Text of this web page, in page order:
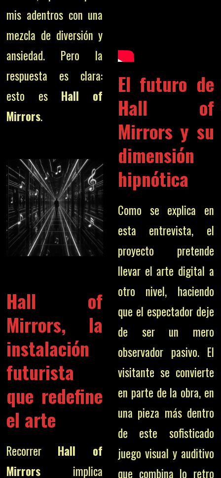
mis adentros con una
mezcla de diversión y
ansiedad. Pero la
respuesta es clara:
esto es Hall of
Mirrors.
Hall of
Mirrors, la
instalación
futurista
que redefine
el arte
Recorrer Hall of
Mirrors implica
El futuro de
Hall of
Mirrors y su
dimensión
hipnótica
Como se explica en
esta entrevista, el
proyecto pretende
llevar el arte digital a
otro nivel, haciendo
que el espectador deje
de ser un mero
observador pasivo. El
visitante se convierte
en parte de la obra, en
una pieza más dentro
de este sofisticado
juego visual y auditivo
que combina lo retro